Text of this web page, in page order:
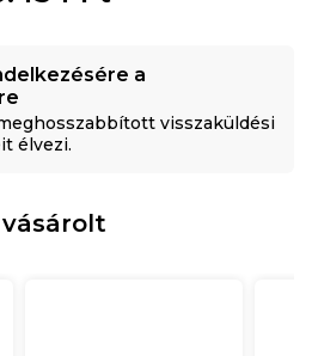
a
visszaküldési
élvezi.